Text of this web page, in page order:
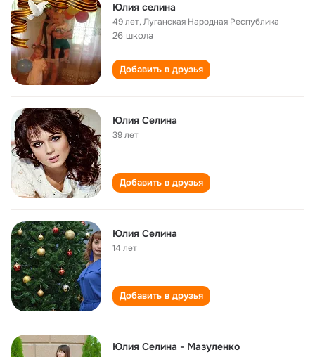
Юлия селина
49 лет,Луганская Народная Республика
26 школа
Добавить в друзья
Юлия Селина
39 лет
Добавить в друзья
Юлия Селина
14 лет
Добавить в друзья
Юлия Селина - Мазуленко